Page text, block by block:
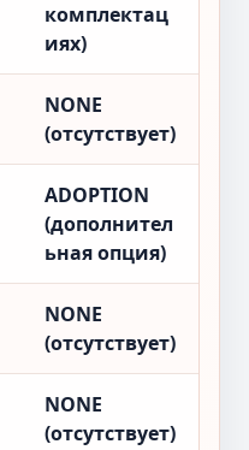
комплектац
иях)
NONE
(отсутствует)
ADOPTION
(дополнител
ьная опция)
NONE
(отсутствует)
NONE
(отсутствует)